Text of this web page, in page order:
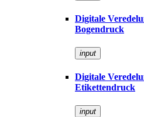
Digitale
Bogendruck
input
Digitale
Etikettendruck
input